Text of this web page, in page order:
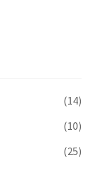
(14)
(10)
(25)